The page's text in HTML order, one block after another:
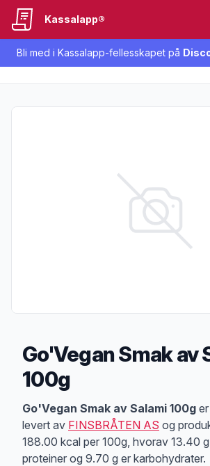
Bli med i Kassalapp-fellesskapet på
Kassalapp®
Go'Vegan Smak av
100g
Produktbeskrivelse
Go'Vegan Smak av Salami 100g
levert av FINSBRÅTEN AS og
188.00 kcal per 100g, hvorav 13.40
proteiner og 9.70 g er karbohydrater.